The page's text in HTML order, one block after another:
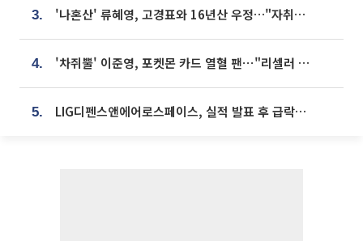
3. '나혼산' 류혜영, 고경표와 16년산 우정…"자취방서 부모님과 마주쳐"
4. '차쥐뿔' 이준영, 포켓몬 카드 열혈 팬⋯"리셀러 처단할 것"
5. LIG디펜스앤에어로스페이스, 실적 발표 후 급락→반등⋯증권가 “28년까지 튼튼”